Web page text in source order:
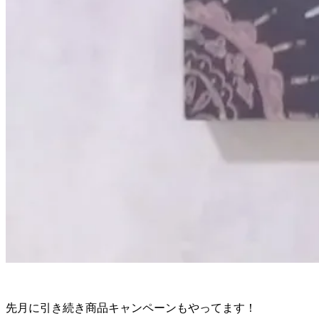
先月に引き続き商品キャンペーンもやってます！